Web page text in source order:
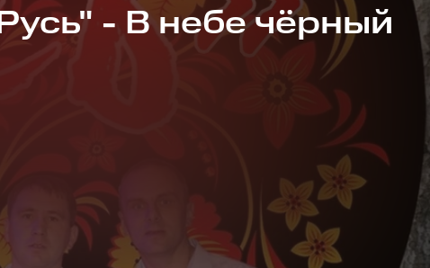
- В небе чёрный